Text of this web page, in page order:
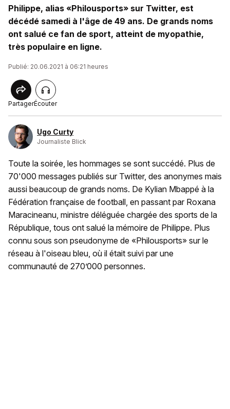
Philippe, alias «Philousports» sur Twitter, est
décédé samedi à l'âge de 49 ans. De grands noms
ont salué ce fan de sport, atteint de myopathie,
très populaire en ligne.
Publié: 20.06.2021 à 06:21 heures
PartagerÉcouter
Ugo Curty
Journaliste Blick
Toute la soirée, les hommages se sont succédé. Plus de
70'000 messages publiés sur Twitter, des anonymes mais
aussi beaucoup de grands noms. De Kylian Mbappé à la
Fédération française de football, en passant par Roxana
Maracineanu, ministre déléguée chargée des sports de la
République, tous ont salué la mémoire de Philippe. Plus
connu sous son pseudonyme de «Philousports» sur le
réseau à l'oiseau bleu, où il était suivi par une
communauté de 270’000 personnes.